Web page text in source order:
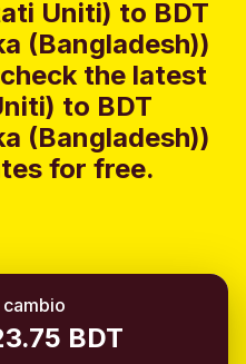
Uniti) to BDT
(Bangladesh))
the latest
to BDT
(Bangladesh))
for free.
cambio
BDT